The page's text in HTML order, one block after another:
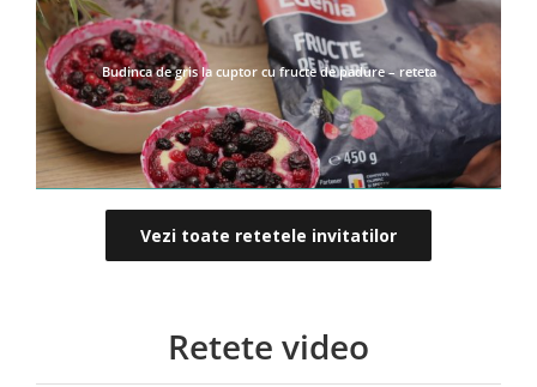
Budinca de gris la cuptor cu fructe de padure – reteta
Vezi toate retetele invitatilor
Retete video